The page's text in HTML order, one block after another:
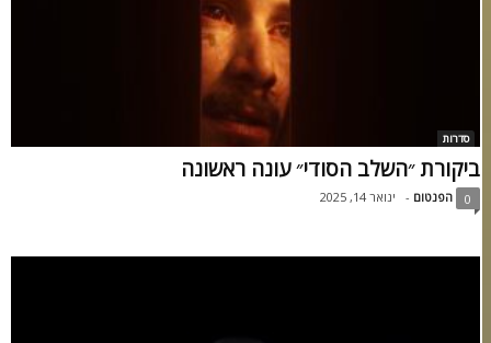
סדרות
ביקורת ״השלב הסודי״ עונה ראשונה
הפנטום ינואר 14, 2025 0